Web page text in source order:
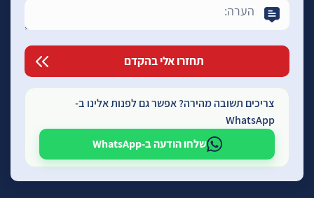
צריכים תשובה מהירה? אפשר גם לפנות אלינו ב-
WhatsApp
שלחו הודעה ב-WhatsApp